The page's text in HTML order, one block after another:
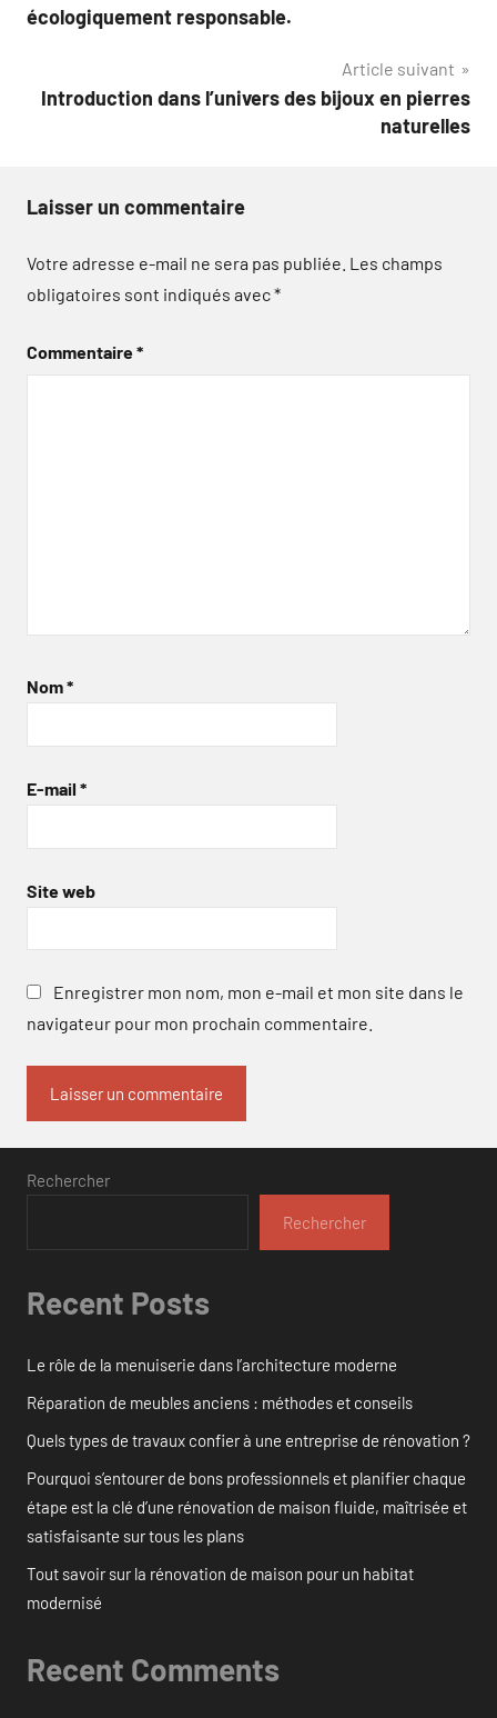
écologiquement responsable.
Article suivant
Introduction dans l’univers des bijoux en pierres
naturelles
Laisser un commentaire
Votre adresse e-mail ne sera pas publiée. Les champs
obligatoires sont indiqués avec*
Commentaire*
Nom*
E-mail *
Site web
Enregistrer mon nom, mon e-mail et mon site dans le
navigateur pour mon prochain commentaire.
Rechercher
Rechercher
Recent Posts
Le rôle de la menuiserie dans l’architecture moderne
Réparation de meubles anciens : méthodes et conseils
Quels types de travaux confier à une entreprise de rénovation ?
Pourquoi s’entourer de bons professionnels et planifier chaque
étape est la clé d’une rénovation de maison fluide, maîtrisée et
satisfaisante sur tous les plans
Tout savoir sur la rénovation de maison pour un habitat
modernisé
Recent Comments